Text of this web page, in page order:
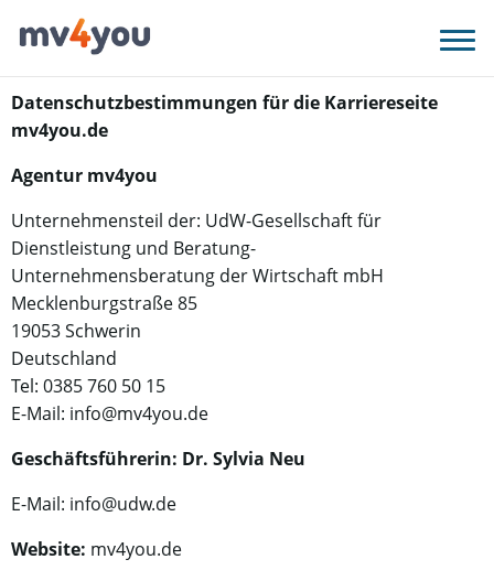
DSGVO Datenschutzerklärung
Datenschutzbestimmungen für die Karriereseite
mv4you.de
Agentur mv4you
Unternehmensteil der: UdW-Gesellschaft für
Dienstleistung und Beratung-
Unternehmensberatung der Wirtschaft mbH
Mecklenburgstraße 85
19053 Schwerin
Deutschland
Tel: 0385 760 50 15
E-Mail: info@mv4you.de
Geschäftsführerin: Dr. Sylvia Neu
E-Mail: info@udw.de
Website: mv4you.de